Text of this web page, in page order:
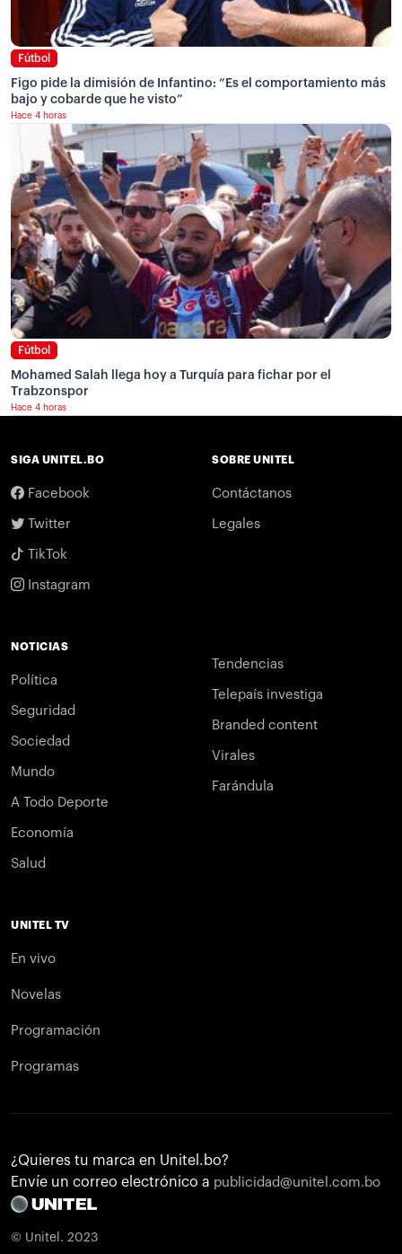
Fútbol
Figo pide la dimisión de Infantino: “Es el comportamiento más
bajo y cobarde que he visto”
Hace 4 horas
Fútbol
Mohamed Salah llega hoy a Turquía para fichar por el
Trabzonspor
Hace 4 horas
SIGA UNITEL.BO
Facebook
Twitter
TikTok
Instagram
SOBRE UNITEL
Contáctanos
Legales
NOTICIAS
Política
Seguridad
Sociedad
Mundo
A Todo Deporte
Economía
Salud
Tendencias
Telepaís investiga
Branded content
Virales
Farándula
UNITEL TV
En vivo
Novelas
Programación
Programas
¿Quieres tu marca en Unitel.bo?
Envíe un correo electrónico a publicidad@unitel.com.bo
© Unitel. 2023